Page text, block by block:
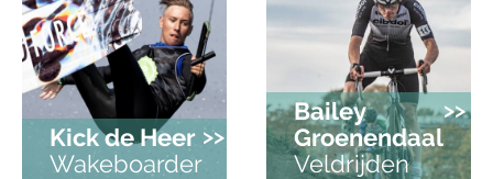
Kick de Heer
Wakeboarder
>>
Bailey
Groenendaal
Veldrijden
>>